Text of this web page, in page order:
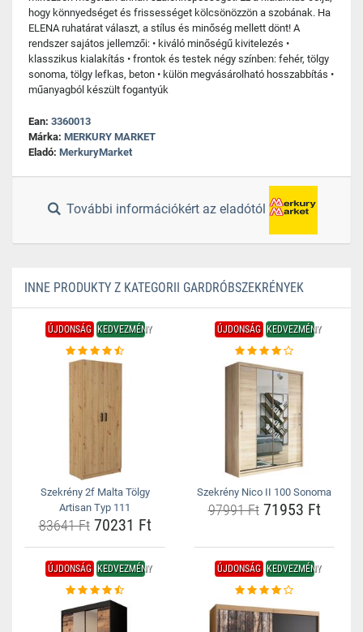
hogy könnyedséget és frissességet kölcsönözzön a szobának. Ha
ELENA ruhatárat választ, a stílus és minőség mellett dönt! A
rendszer sajátos jellemzői: • kiváló minőségű kivitelezés •
klasszikus kialakítás • frontok és testek négy színben: fehér, tölgy
sonoma, tölgy lefkas, beton • külön megvásárolható hosszabbítás •
műanyagból készült fogantyúk
Ean: 3360013
Márka: MERKURY MARKET
Eladó: MerkuryMarket
További információkért az eladótól
INNE PRODUKTY Z KATEGORII GARDRÓBSZEKRÉNYEK
ÚJDONSÁG KEDVEZMÉNY
Szekrény 2f Malta Tölgy
Artisan Typ 111
83641 Ft70231 Ft
ÚJDONSÁG KEDVEZMÉNY
Szekrény Nico II 100 Sonoma
97991 Ft71953 Ft
ÚJDONSÁG KEDVEZMÉNY ÚJDONSÁG KEDVEZMÉNY